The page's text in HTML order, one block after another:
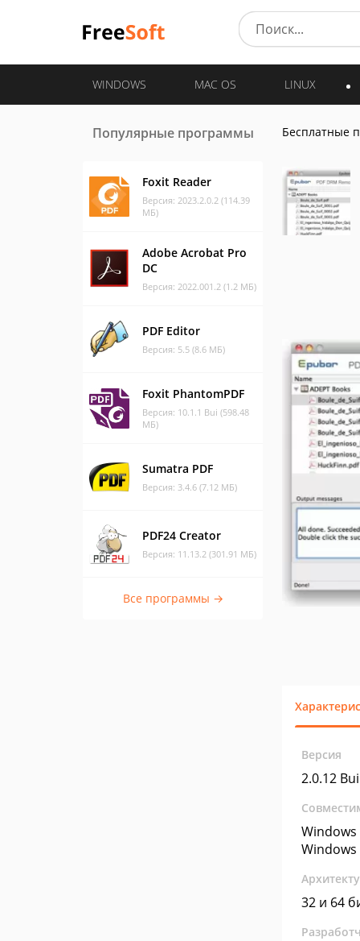
WINDOWS MAC OS LINUX
Популярные программы
Foxit Reader
Версия: 2023.2.0.2 (114.39
МБ)
Adobe Acrobat Pro
DC
Версия: 2022.001.2 (1.2 МБ)
PDF Editor
Версия: 5.5 (8.6 МБ)
Foxit PhantomPDF
Версия: 10.1.1 Bui (598.48
МБ)
Sumatra PDF
Версия: 3.4.6 (7.12 МБ)
PDF24 Creator
Версия: 11.13.2 (301.91 МБ)
Все программы →
Бесплатные
Версия
2.0.12
Windows
Windows
32 и 64